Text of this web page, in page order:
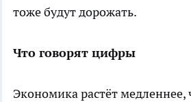
тоже будут дорожать.
Что говорят цифры
Экономика растёт